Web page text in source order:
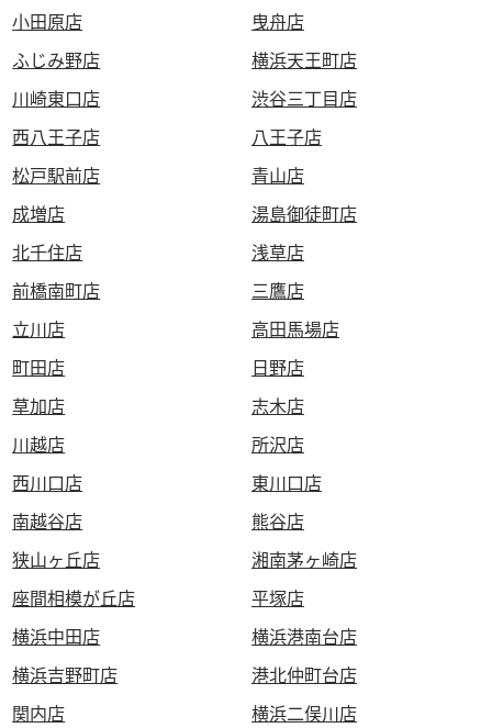
小田原店
曳舟店
ふじみ野店
横浜天王町店
川崎東口店
渋谷三丁目店
西八王子店
八王子店
松戸駅前店
青山店
成増店
湯島御徒町店
北千住店
浅草店
前橋南町店
三鷹店
立川店
高田馬場店
町田店
日野店
草加店
志木店
川越店
所沢店
西川口店
東川口店
南越谷店
熊谷店
狭山ヶ丘店
湘南茅ヶ崎店
座間相模が丘店
平塚店
横浜中田店
横浜港南台店
横浜吉野町店
港北仲町台店
関内店
横浜二俣川店